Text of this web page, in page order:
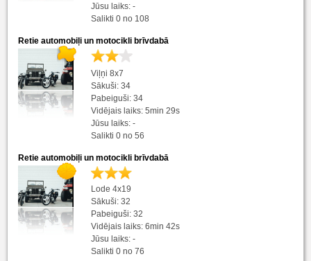
Jūsu laiks: -
Salikti 0 no 108
Retie automobiļi un motocikli brīvdabā
Viļņi 8x7
Sākuši: 34
Pabeiguši: 34
Vidējais laiks: 5min 29s
Jūsu laiks: -
Salikti 0 no 56
Retie automobiļi un motocikli brīvdabā
Lode 4x19
Sākuši: 32
Pabeiguši: 32
Vidējais laiks: 6min 42s
Jūsu laiks: -
Salikti 0 no 76